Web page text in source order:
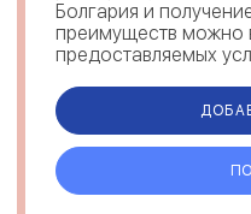
Болгария и
преимуществ можно
предоставляемых
по...